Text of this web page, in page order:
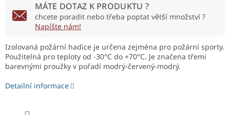
MÁTE DOTAZ K PRODUKTU ?
chcete poradit nebo třeba poptat větší množství ?
Napíšte nám!
Izolovaná požární hadice je určena zejména pro požární sporty.
Použitelná pro teploty od -30°C do +70°C. Je značena třemi
barevnými proužky v pořadí modrý-červený-modrý.
Detailní informace